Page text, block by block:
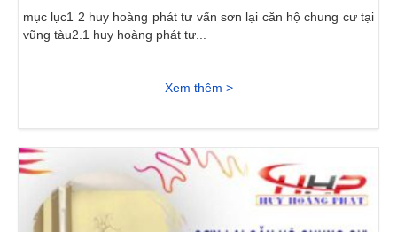
mục lục1 2 huy hoàng phát tư vấn sơn lại căn hộ chung cư tại
vũng tàu2.1 huy hoàng phát tư...
Xem thêm >